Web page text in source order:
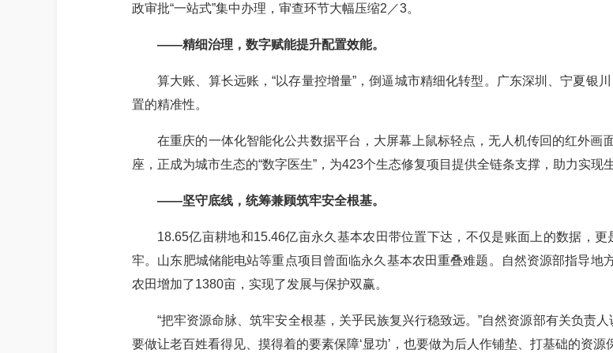
政审批“一站式”集中办理，审查环节大幅压缩2／3。
——精细治理，数字赋能提升配置效能。
算大账、算长远账，“以存量控增量”，倒逼城市精细化转型。广东深圳、宁夏银
置的精准性。
在重庆的一体化智能化公共数据平台，大屏幕上鼠标轻点，无人机传回的红外画
座，正成为城市生态的“数字医生”，为423个生态修复项目提供全链条支撑，助力实现
——坚守底线，统筹兼顾筑牢安全根基。
18.65亿亩耕地和15.46亿亩永久基本农田带位置下达，不仅是账面上的数据，
牢。山东肥城储能电站等重点项目曾面临永久基本农田重叠难题。自然资源部指导地
农田增加了1380亩，实现了发展与保护双赢。
“把牢资源命脉、筑牢安全根基，关乎民族复兴行稳致远。”自然资源部有关负责
要做让老百姓看得见、摸得着的要素保障‘显功’，也要做为后人作铺垫、打基础的资源